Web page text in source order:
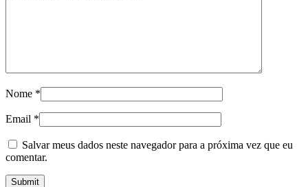
Nome *
Email *
Salvar meus dados neste navegador para a próxima vez que eu
comentar.